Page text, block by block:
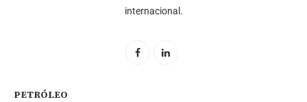
internacional.
PETRÓLEO